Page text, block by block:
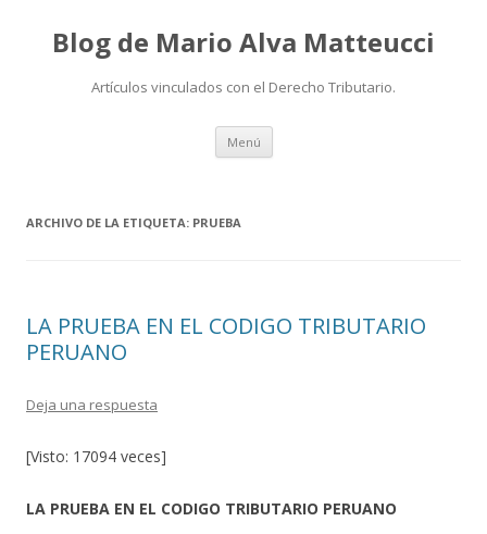
Blog de Mario Alva Matteucci
Artículos vinculados con el Derecho Tributario.
Menú Ir
contenido
ARCHIVO DE LA ETIQUETA: PRUEBA
LA PRUEBA EN EL CODIGO TRIBUTARIO
PERUANO
Deja una respuesta
[Visto: 17094 veces]
LA PRUEBA EN EL CODIGO TRIBUTARIO PERUANO